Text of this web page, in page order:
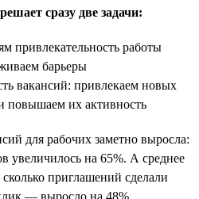
сразу две задачи:
привлекательность работы
барьеры
вакансий: привлекаем новых
повышаем их активность
для рабочих заметно выросла:
увеличилось на 65%. А среднее
приглашений сделали
— выросло на 48%.